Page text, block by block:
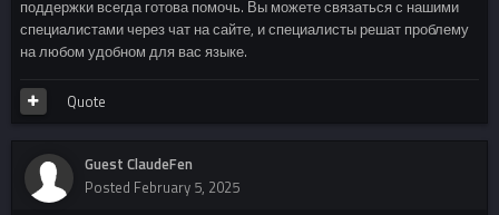
поддержки всегда готова помочь. Вы можете связаться с нашими
специалистами через чат на сайте, и специалисты решат проблему
на любом удобном для вас языке.
Quote
Guest ClaudeFen
Posted February 5, 2025